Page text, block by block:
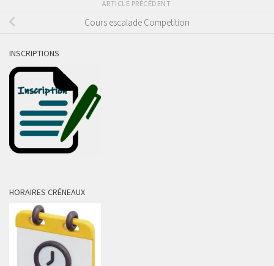
ARTICLE PRÉCÉDENT
Cours escalade Competition
INSCRIPTIONS
HORAIRES CRÉNEAUX